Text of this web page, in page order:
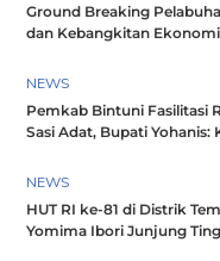
Ground Breaking
dan Kebangkitan Ekonomi
NEWS
Pemkab Bintuni Fasilitasi
Sasi Adat, Bupati
NEWS
HUT RI ke-81 di Distrik
Yomima Ibori Junjung